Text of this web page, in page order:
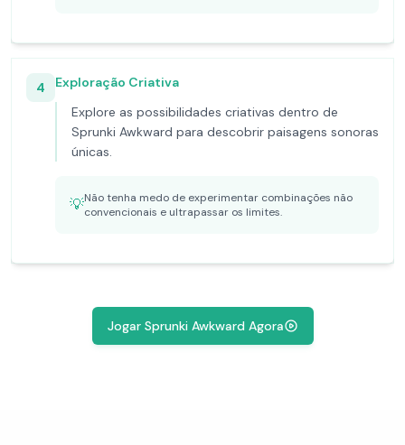
4
Exploração Criativa
Explore as possibilidades criativas dentro de
Sprunki Awkward para descobrir paisagens sonoras
únicas.
💡Não tenha medo de experimentar combinações não
convencionais e ultrapassar os limites.
Jogar Sprunki Awkward Agora